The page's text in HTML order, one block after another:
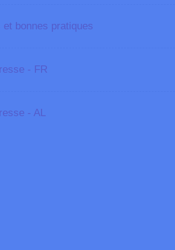
bonnes pratiques
- FR
- AL